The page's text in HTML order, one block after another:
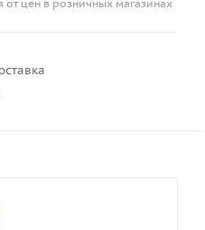
от цен в розничных магазинах